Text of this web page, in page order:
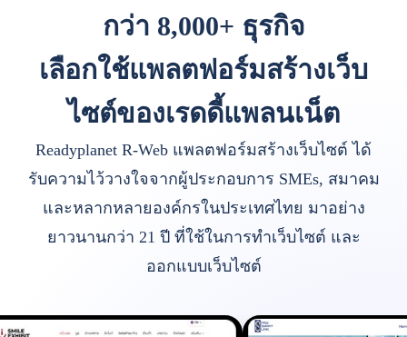
กว่า 8,000+ ธุรกิจ
เลือกใช้แพลตฟอร์มสร้างเว็บ
ไซต์ของเรดดี้แพลนเน็ต
Readyplanet R-Web แพลตฟอร์มสร้างเว็บไซต์ ได้
รับความไว้วางใจจากผู้ประกอบการ SMEs, สมาคม
และหลากหลายองค์กรในประเทศไทย มาอย่าง
ยาวนานกว่า 21 ปี ที่ใช้ในการทำเว็บไซต์ และ
ออกแบบเว็บไซต์